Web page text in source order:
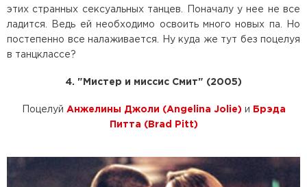
этих странных сексуальных танцев. Поначалу у нее не все
ладится. Ведь ей необходимо освоить много новых па. Но
постепенно все налаживается. Ну куда же тут без поцелуя
в танцклассе?
4. "Мистер и миссис Смит" (2005)
Поцелуй Анжелины Джоли (Angelina Jolie) и
Брэда
Питта (Brad Pitt)